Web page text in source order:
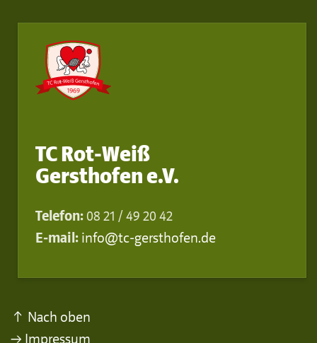
TC Rot-Weiß
Gersthofen e.V.
Telefon: 08 21 / 49 20 42
E-mail: info@tc-gersthofen.de
↑ Nach oben
→ Impressum